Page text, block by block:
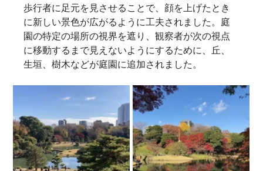
歩行者に足元を見させることで、顔を上げたとき
に新しい景色が広がるように工夫されました。庭
園の特定の場所の視界を遮り、観察者が次の視点
に移動するまで見えないようにするために、丘、
生垣、樹木などが庭園に追加されました。